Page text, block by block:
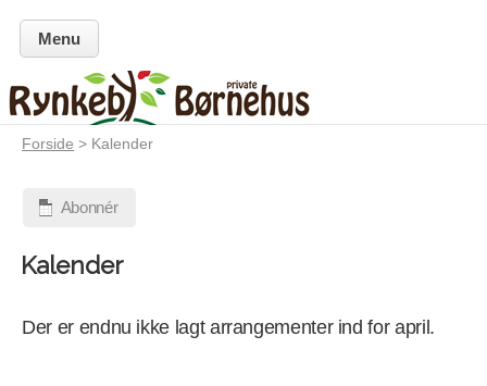
Menu
Forside > Kalender
Abonnér
Kalender
Der er endnu ikke lagt arrangementer ind for april.